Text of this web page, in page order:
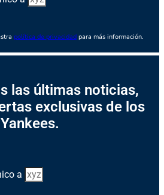
política de privacidad para más información.
las últimas noticias,
exclusivas de los
Yankees.
a